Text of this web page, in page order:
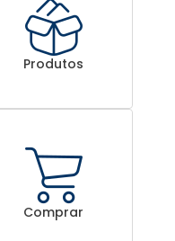
Produtos
Comprar